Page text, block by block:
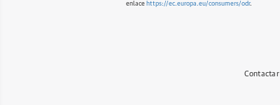
enlace https://ec.europa.eu/consumers/odr.
Contactar